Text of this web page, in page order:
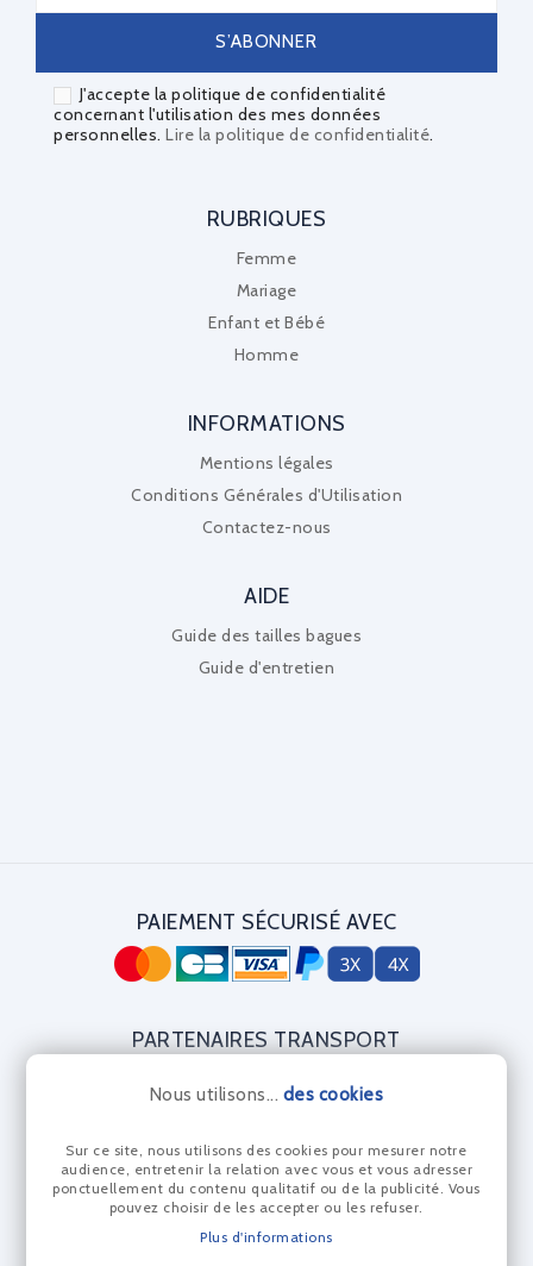
J'accepte la politique de confidentialité
concernant l'utilisation des mes données
personnelles. Lire la politique de confidentialité.
RUBRIQUES
Femme
Mariage
Enfant et Bébé
Homme
INFORMATIONS
Mentions légales
Conditions Générales d'Utilisation
Contactez-nous
AIDE
Guide des tailles bagues
Guide d'entretien
Nous utilisons... des cookies
Sur ce site, nous utilisons des cookies pour mesurer notre
audience, entretenir la relation avec vous et vous adresser
ponctuellement du contenu qualitatif ou de la publicité. Vous
pouvez choisir de les accepter ou les refuser.
Plus d'informations
PAIEMENT SÉCURISÉ AVEC
PARTENAIRES TRANSPORT
CERTIFICAT DIAMANT